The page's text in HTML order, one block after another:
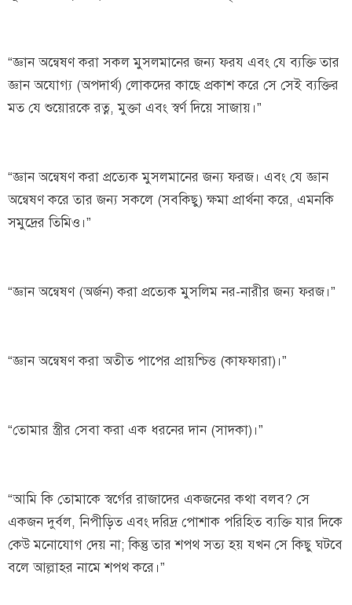
“জ্ঞান অন্বেষণ করা সকল মুসলমানের জন্য ফরয এবং যে ব্যক্তি তার
জ্ঞান অযোগ্য (অপদার্থ) লোকদের কাছে প্রকাশ করে সে সেই ব্যক্তির
মত যে শুয়োরকে রত্ন, মুক্তা এবং স্বর্ণ দিয়ে সাজায়।”
“জ্ঞান অন্বেষণ করা প্রত্যেক মুসলমানের জন্য ফরজ। এবং যে জ্ঞান
অন্বেষণ করে তার জন্য সকলে (সবকিছু) ক্ষমা প্রার্থনা করে, এমনকি
সমুদ্রের তিমিও।”
“জ্ঞান অন্বেষণ (অর্জন) করা প্রত্যেক মুসলিম নর-নারীর জন্য ফরজ।”
“জ্ঞান অন্বেষণ করা অতীত পাপের প্রায়শ্চিত্ত (কাফফারা)।”
“তোমার স্ত্রীর সেবা করা এক ধরনের দান (সাদকা)।”
“আমি কি তোমাকে স্বর্গের রাজাদের একজনের কথা বলব? সে
একজন দুর্বল, নিপীড়িত এবং দরিদ্র পোশাক পরিহিত ব্যক্তি যার দিকে
কেউ মনোযোগ দেয় না; কিন্তু তার শপথ সত্য হয় যখন সে কিছু ঘটবে
বলে আল্লাহর নামে শপথ করে।”